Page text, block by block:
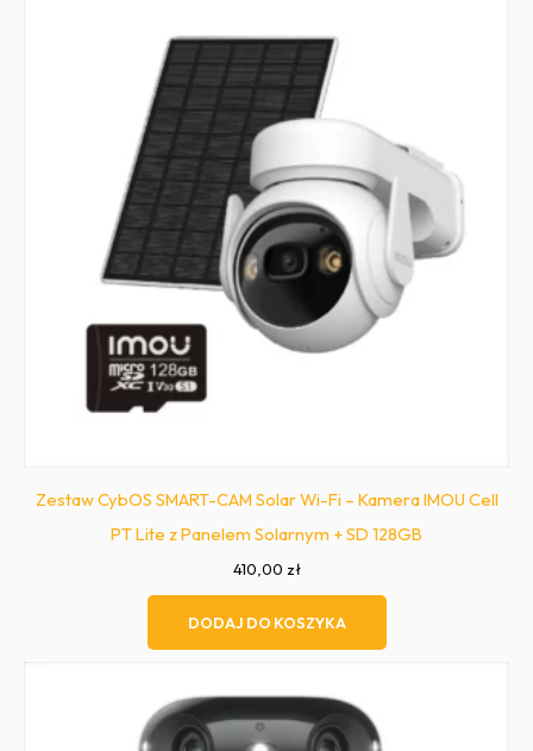
Zestaw CybOS SMART-CAM Solar Wi-Fi – Kamera IMOU Cell
PT Lite z Panelem Solarnym + SD 128GB
410,00 zł
DODAJ DO KOSZYKA